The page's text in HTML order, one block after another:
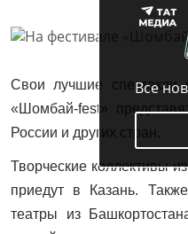
Свои лучшие спектакли
«Шомбай-fest»
России и других стран.
Творческие коллективы
приедут в Казань.
театры из
Все